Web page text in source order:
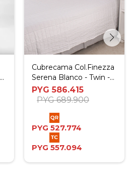
Cubrecama Col.Finezza
Serena Blanco - Twin -
Twin Plus
PYG 586.415
PYG 689.900
PYG 527.774
PYG 557.094